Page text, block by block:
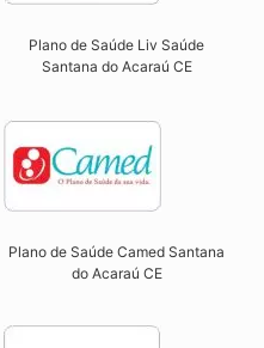
Plano de Saúde Liv Saúde
Santana do Acaraú CE
Plano de Saúde Camed Santana
do Acaraú CE